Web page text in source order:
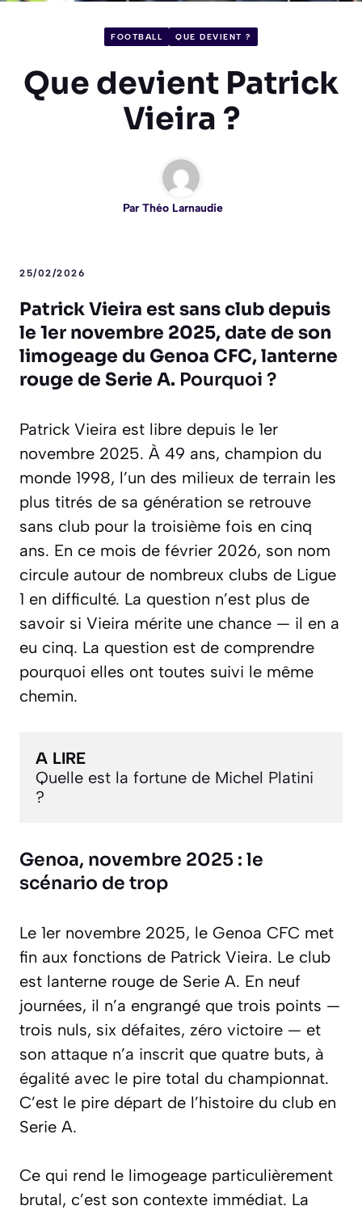
FOOTBALL QUE DEVIENT ?
Que devient Patrick
Vieira ?
Par Théo Larnaudie
25/02/2026
Patrick Vieira est sans club depuis
le 1er novembre 2025, date de son
limogeage du Genoa CFC, lanterne
rouge de Serie A. Pourquoi ?
Patrick Vieira est libre depuis le 1er
novembre 2025. À 49 ans, champion du
monde 1998, l’un des milieux de terrain les
plus titrés de sa génération se retrouve
sans club pour la troisième fois en cinq
ans. En ce mois de février 2026, son nom
circule autour de nombreux clubs de Ligue
1 en difficulté. La question n’est plus de
savoir si Vieira mérite une chance — il en a
eu cinq. La question est de comprendre
pourquoi elles ont toutes suivi le même
chemin.
A LIRE
Quelle est la fortune de Michel Platini
?
Genoa, novembre 2025 : le
scénario de trop
Le 1er novembre 2025, le Genoa CFC met
fin aux fonctions de Patrick Vieira. Le club
est lanterne rouge de Serie A. En neuf
journées, il n’a engrangé que trois points —
trois nuls, six défaites, zéro victoire — et
son attaque n’a inscrit que quatre buts, à
égalité avec le pire total du championnat.
C’est le pire départ de l’histoire du club en
Serie A.
Ce qui rend le limogeage particulièrement
brutal, c’est son contexte immédiat. La